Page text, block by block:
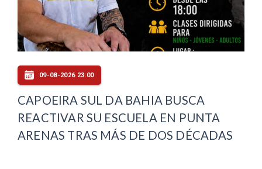
09-08-2026 23:00
CAPOEIRA SUL DA BAHIA BUSCA
REACTIVAR SU ESCUELA EN PUNTA
ARENAS TRAS MÁS DE DOS DÉCADAS